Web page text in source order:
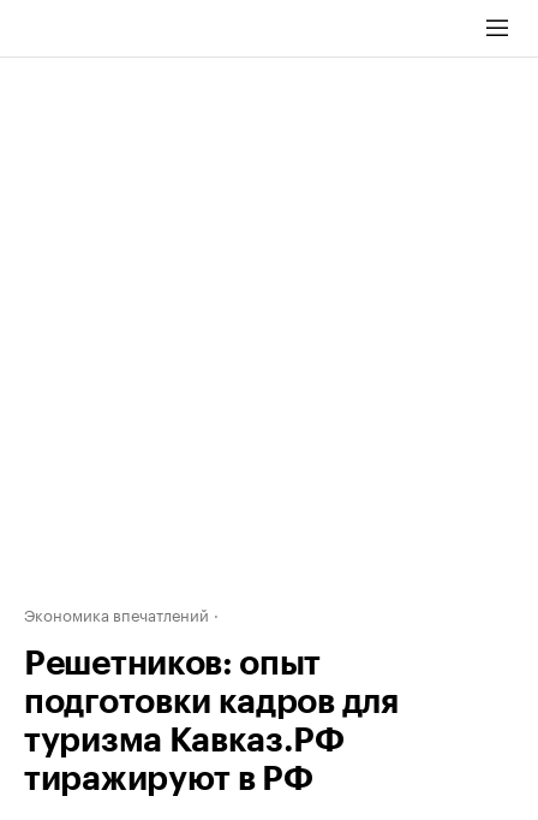
Экономика впечатлений
Решетников: опыт
подготовки кадров для
туризма Кавказ.РФ
тиражируют в РФ